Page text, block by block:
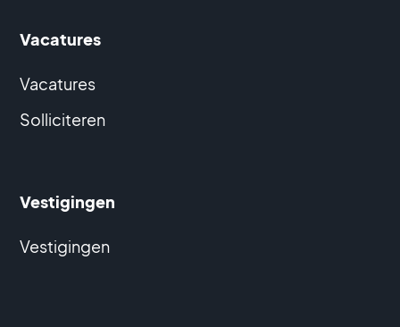
Vacatures
Vacatures
Solliciteren
Vestigingen
Vestigingen